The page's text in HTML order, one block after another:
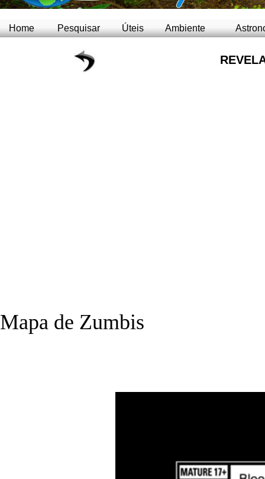
Home Pesquisar Úteis Ambiente
Mapa de Zumbis